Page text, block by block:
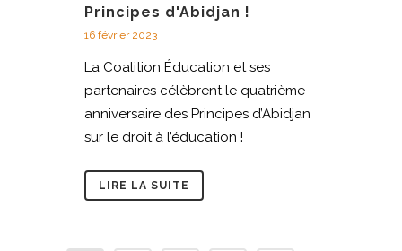
Principes d'Abidjan !
16 février 2023
La Coalition Éducation et ses
partenaires célèbrent le quatrième
anniversaire des Principes d’Abidjan
sur le droit à l’éducation !
LIRE LA SUITE